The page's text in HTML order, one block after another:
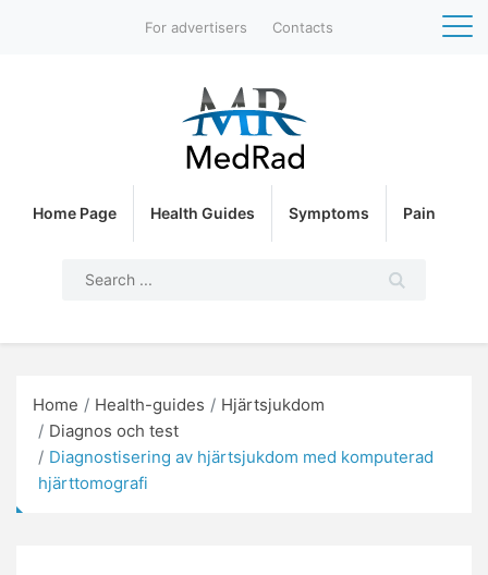
For advertisers Contacts
Home Page Health Guides Symptoms Pain
Home Health-guides
Hjärtsjukdom
Diagnos och test
Diagnostisering av hjärtsjukdom med komputerad
hjärttomografi